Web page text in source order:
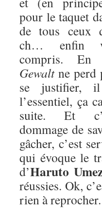
pour le taquet
de tous ceux
ch… enfin
compris. En
Gewaltne perd
se justifier,
l’essentiel, ça
suite. Et
dommage de
gâcher, c’est
qui évoque le
d’Haruto
réussies. Ok,
rien à reprocher.